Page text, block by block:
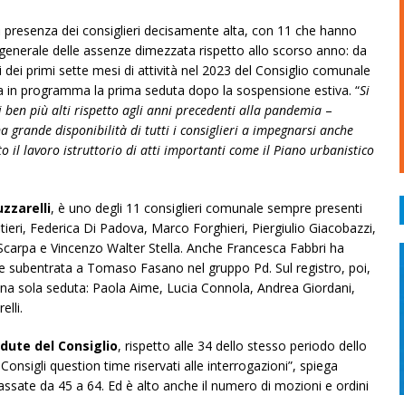
dei consiglieri decisamente alta, con 11 che hanno
delle assenze dimezzata rispetto allo scorso anno: da
primi sette mesi di attività nel 2023 del Consiglio comunale
in programma la prima seduta dopo la sospensione estiva. “Si
ben più alti rispetto agli anni precedenti alla pandemia –
grande disponibilità di tutti i consiglieri a impegnarsi anche
il lavoro istruttorio di atti importanti come il Piano urbanistico
, è uno degli 11 consiglieri comunale sempre presenti
Federica Di Padova, Marco Forghieri, Piergiulio Giacobazzi,
e Vincenzo Walter Stella. Anche Francesca Fabbri ha
a Tomaso Fasano nel gruppo Pd. Sul registro, poi,
sola seduta: Paola Aime, Lucia Connola, Andrea Giordani,
del Consiglio, rispetto alle 34 dello stesso periodo dello
question time riservati alle interrogazioni”, spiega
da 45 a 64. Ed è alto anche il numero di mozioni e ordini